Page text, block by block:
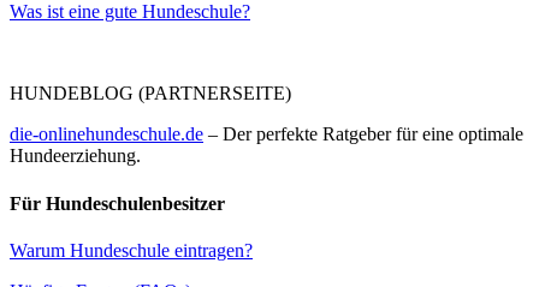
Was ist eine gute Hundeschule?
HUNDEBLOG (PARTNERSEITE)
die-onlinehundeschule.de – Der perfekte Ratgeber für eine optimale
Hundeerziehung.
Für Hundeschulenbesitzer
Warum Hundeschule eintragen?